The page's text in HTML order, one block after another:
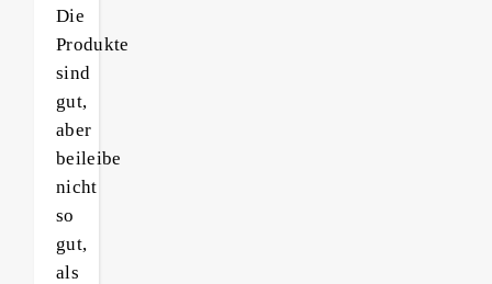
Die
Produkte
sind
gut,
aber
beileibe
nicht
so
gut,
als